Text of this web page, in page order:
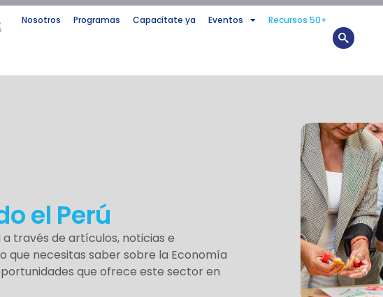
Nosotros Programas Capacítate ya Eventos Recursos 50+
el Perú
través de artículos, noticias e
que necesitas saber sobre la Economía
que ofrece este sector en